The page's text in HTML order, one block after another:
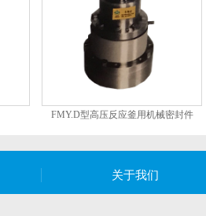
FMY.D型高压反应釜用机械密封件
关于我们